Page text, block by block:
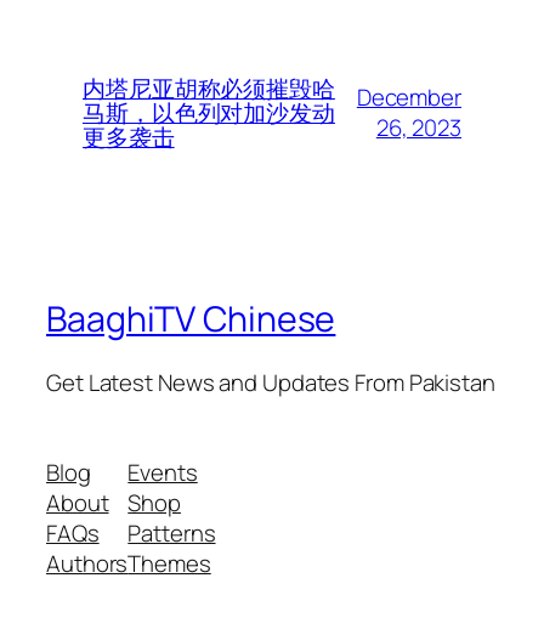
内塔尼亚胡称必须摧毁哈
马斯，以色列对加沙发动
更多袭击
December
26, 2023
BaaghiTV Chinese
Get Latest News and Updates From Pakistan
Blog
About
FAQs
Authors
Events
Shop
Patterns
Themes